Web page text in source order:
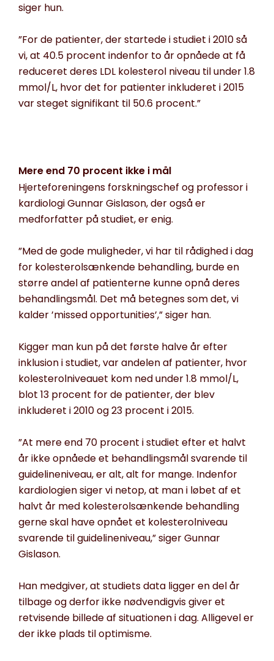
siger hun.
”For de patienter, der startede i studiet i 2010 så
vi, at 40.5 procent indenfor to år opnåede at få
reduceret deres LDL kolesterol niveau til under 1.8
mmol/L, hvor det for patienter inkluderet i 2015
var steget signifikant til 50.6 procent.”
Mere end 70 procent ikke i mål
Hjerteforeningens forskningschef og professor i
kardiologi Gunnar Gislason, der også er
medforfatter på studiet, er enig.
”Med de gode muligheder, vi har til rådighed i dag
for kolesterolsænkende behandling, burde en
større andel af patienterne kunne opnå deres
behandlingsmål. Det må betegnes som det, vi
kalder ’missed opportunities’,” siger han.
Kigger man kun på det første halve år efter
inklusion i studiet, var andelen af patienter, hvor
kolesterolniveauet kom ned under 1.8 mmol/L,
blot 13 procent for de patienter, der blev
inkluderet i 2010 og 23 procent i 2015.
”At mere end 70 procent i studiet efter et halvt
år ikke opnåede et behandlingsmål svarende til
guidelineniveau, er alt, alt for mange. Indenfor
kardiologien siger vi netop, at man i løbet af et
halvt år med kolesterolsænkende behandling
gerne skal have opnået et kolesterolniveau
svarende til guidelineniveau,” siger Gunnar
Gislason.
Han medgiver, at studiets data ligger en del år
tilbage og derfor ikke nødvendigvis giver et
retvisende billede af situationen i dag. Alligevel er
der ikke plads til optimisme.